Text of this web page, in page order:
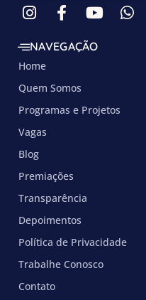
NAVEGAÇÃO
Home
Quem Somos
Programas e Projetos
Vagas
Blog
Premiações
Transparência
Depoimentos
Política de Privacidade
Trabalhe Conosco
Contato